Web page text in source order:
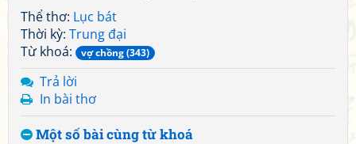
Thể thơ: Lục bát
Thời kỳ: Trung đại
Từ khoá:
vợ chồng (343)
Trả lời
In bài thơ
Một số bài cùng từ khoá